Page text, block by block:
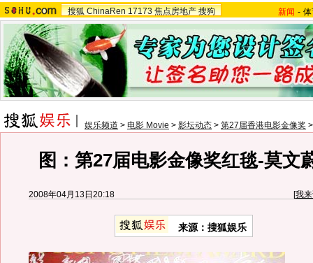
搜狐 ChinaRen 17173 焦点房地产 搜狗 新闻 -
娱乐频道 > 电影 Movie > 影坛动态 > 第27届香港电影金像奖
图：第27届电影金像奖红毯-莫文
2008年04月13日20:18 [我
来源：搜狐娱乐